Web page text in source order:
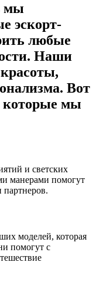
мы
эскорт-
любые
Наши
Вот
которые мы
и светских
манерами помогут
партнеров.
моделей, которая
помогут с